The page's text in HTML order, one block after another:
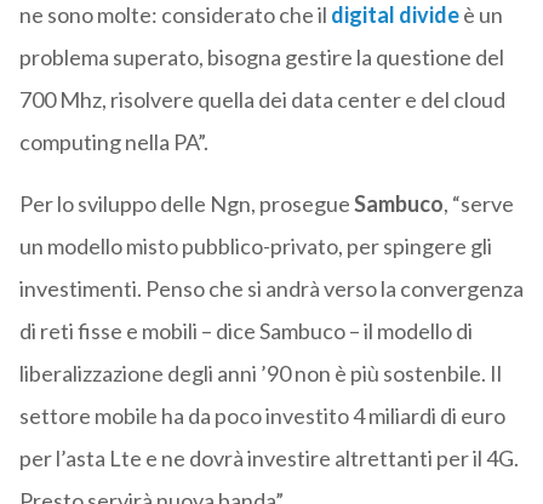
ne sono molte: considerato che il digital divideè un
problema superato, bisogna gestire la questione del
700 Mhz, risolvere quella dei data center e del cloud
computing nella PA”.
Per lo sviluppo delle Ngn, prosegueSambuco, “serve
un modello misto pubblico-privato, per spingere gli
investimenti. Penso che si andrà verso la convergenza
di reti fisse e mobili – dice Sambuco – il modello di
liberalizzazione degli anni ’90 non è più sostenbile. Il
settore mobile ha da poco investito 4 miliardi di euro
per l’asta Lte e ne dovrà investire altrettanti per il 4G.